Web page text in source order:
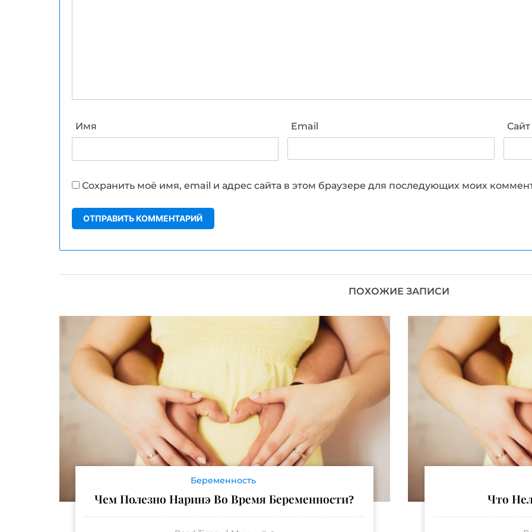
Имя Email Сайт
Сохранить моё имя, email и адрес сайта в этом браузере для последующих моих
ПОХОЖИЕ ЗАПИСИ
Беременность
Чем Полезно Наринэ Во Время Беременности? Что